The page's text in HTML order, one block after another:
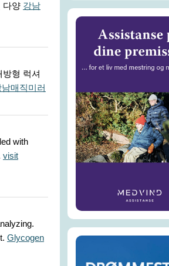
다양 강남
방형 럭셔
남매직미러
with
visit
Glycogen